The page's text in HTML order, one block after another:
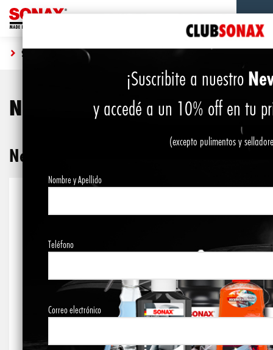
SHOP NEUMÁTICOS Y LLANTAS
Neumáticos y Llantas
Neumáticos y Llantas
NEUMATICO SPRAY ABRILLANTADOR
¡Suscribite a nuestro
y accedé a un 10% off en tu
(excepto pulimentos y
Nombre y Apellido
Teléfono
Correo electrónico